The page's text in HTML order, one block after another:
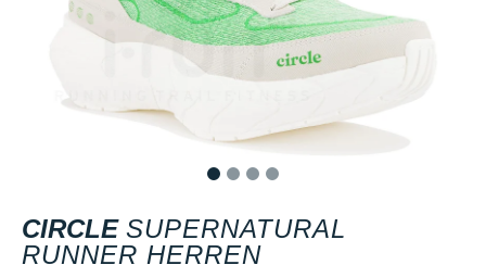
CIRCLE SUPERNATURAL
RUNNER HERREN